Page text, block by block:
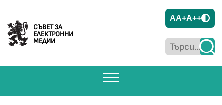
СЪВЕТ ЗА
ЕЛЕКТРОННИ
МЕДИИ
AA+A++